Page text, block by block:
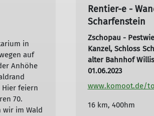
in
auf
Anhöhe
feiern
70.
wir im Wald
Rentier-e -
Scharfenstein
Zschopau -
Kanzel, Schloss
alter Bahnhof
01.06.2023
www.komoot.de/
16 km, 400hm